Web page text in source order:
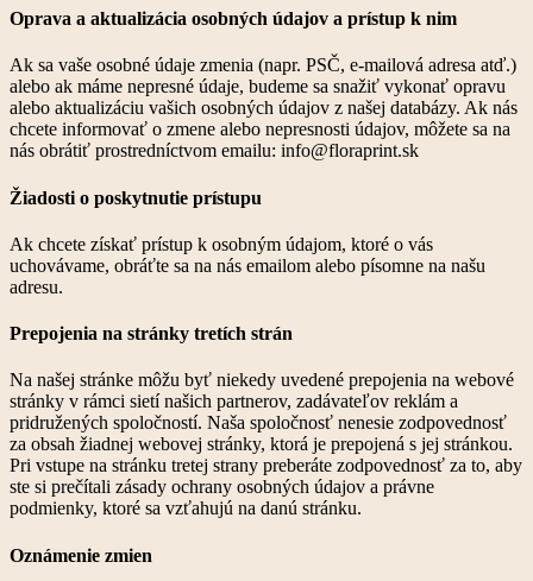
Oprava a aktualizácia osobných údajov a prístup k nim
Ak sa vaše osobné údaje zmenia (napr. PSČ, e-mailová adresa atď.)
alebo ak máme nepresné údaje, budeme sa snažiť vykonať opravu
alebo aktualizáciu vašich osobných údajov z našej databázy. Ak nás
chcete informovať o zmene alebo nepresnosti údajov, môžete sa na
nás obrátiť prostredníctvom emailu: info@floraprint.sk
Žiadosti o poskytnutie prístupu
Ak chcete získať prístup k osobným údajom, ktoré o vás
uchovávame, obráťte sa na nás emailom alebo písomne na našu
adresu.
Prepojenia na stránky tretích strán
Na našej stránke môžu byť niekedy uvedené prepojenia na webové
stránky v rámci sietí našich partnerov, zadávateľov reklám a
pridružených spoločností. Naša spoločnosť nenesie zodpovednosť
za obsah žiadnej webovej stránky, ktorá je prepojená s jej stránkou.
Pri vstupe na stránku tretej strany preberáte zodpovednosť za to, aby
ste si prečítali zásady ochrany osobných údajov a právne
podmienky, ktoré sa vzťahujú na danú stránku.
Oznámenie zmien